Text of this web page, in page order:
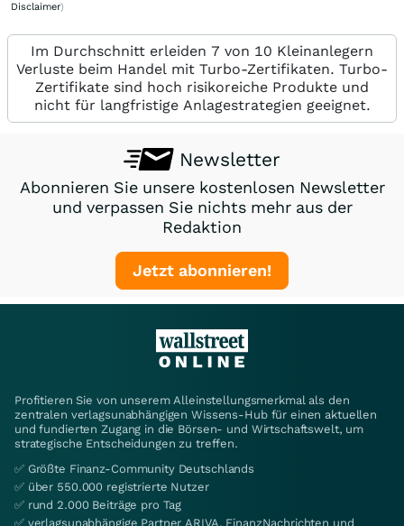
Disclaimer)
Im Durchschnitt erleiden 7 von 10 Kleinanlegern
Verluste beim Handel mit Turbo-Zertifikaten. Turbo-
Zertifikate sind hoch risikoreiche Produkte und
nicht für langfristige Anlagestrategien geeignet.
Newsletter
Abonnieren Sie unsere kostenlosen Newsletter
und verpassen Sie nichts mehr aus der
Redaktion
Jetzt abonnieren!
Profitieren Sie von unserem Alleinstellungsmerkmal als den
zentralen verlagsunabhängigen Wissens-Hub für einen aktuellen
und fundierten Zugang in die Börsen- und Wirtschaftswelt, um
strategische Entscheidungen zu treffen.
✅ Größte Finanz-Community Deutschlands
✅ über 550.000 registrierte Nutzer
✅ rund 2.000 Beiträge pro Tag
✅ verlagsunabhängige Partner ARIVA, FinanzNachrichten und